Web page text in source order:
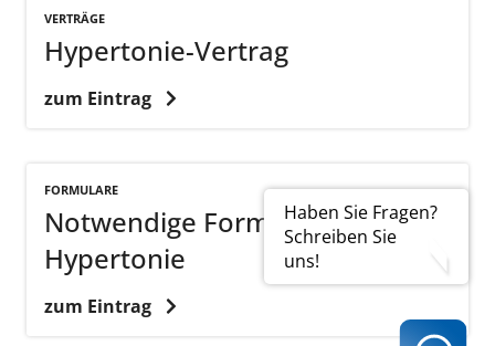
Haben Sie Fragen?
Schreiben Sie
uns!
VERTRÄGE
Hypertonie-Vertrag
zum Eintrag
FORMULARE
Notwendige Formulare:
Hypertonie
zum Eintrag